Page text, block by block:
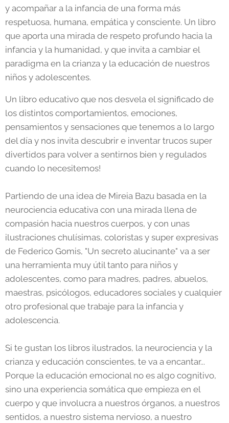
y acompañar a la infancia de una forma más
respetuosa, humana, empática y consciente. Un libro
que aporta una mirada de respeto profundo hacia la
infancia y la humanidad, y que invita a cambiar el
paradigma en la crianza y la educación de nuestros
niños y adolescentes.
Un libro educativo que nos desvela el significado de
los distintos comportamientos, emociones,
pensamientos y sensaciones que tenemos a lo largo
del día y nos invita descubrir e inventar trucos super
divertidos para volver a sentirnos bien y regulados
cuando lo necesitemos!
Partiendo de una idea de Mireia Bazu basada en la
neurociencia educativa con una mirada llena de
compasión hacia nuestros cuerpos, y con unas
ilustraciones chulísimas, coloristas y super expresivas
de Federico Gomis, "Un secreto alucinante" va a ser
una herramienta muy útil tanto para niños y
adolescentes, como para madres, padres, abuelos,
maestras, psicólogos, educadores sociales y cualquier
otro profesional que trabaje para la infancia y
adolescencia.
Si te gustan los libros ilustrados, la neurociencia y la
crianza y educación conscientes, te va a encantar...
Porque la educación emocional no es algo cognitivo,
sino una experiencia somática que empieza en el
cuerpo y que involucra a nuestros órganos, a nuestros
sentidos, a nuestro sistema nervioso, a nuestro